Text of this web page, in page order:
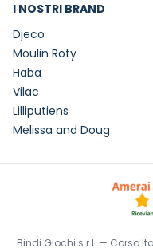
I NOSTRI BRAND
Djeco
Moulin Roty
Haba
Vilac
Lilliputiens
Melissa and Doug
Bindi Giochi s.r.l. — Corso